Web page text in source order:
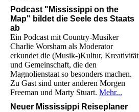
Podcast "Mississippi on the
Map" bildet die Seele des Staats
ab
Ein Podcast mit Country-Musiker
Charlie Worsham als Moderator
erkundet die (Musik-)Kultur, Kreativität
und Gemeinschaft, die den
Magnolienstaat so besonders machen.
Zu Gast sind unter anderen Morgen
Freeman und Marty Stuart. Mehr...
Neuer Mississippi Reiseplaner